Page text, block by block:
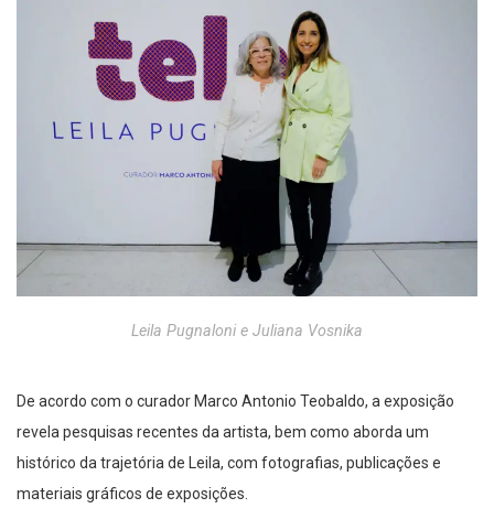
Leila Pugnaloni e Juliana Vosnika
De acordo com o curador Marco Antonio Teobaldo, a exposição
revela pesquisas recentes da artista, bem como aborda um
histórico da trajetória de Leila, com fotografias, publicações e
materiais gráficos de exposições.